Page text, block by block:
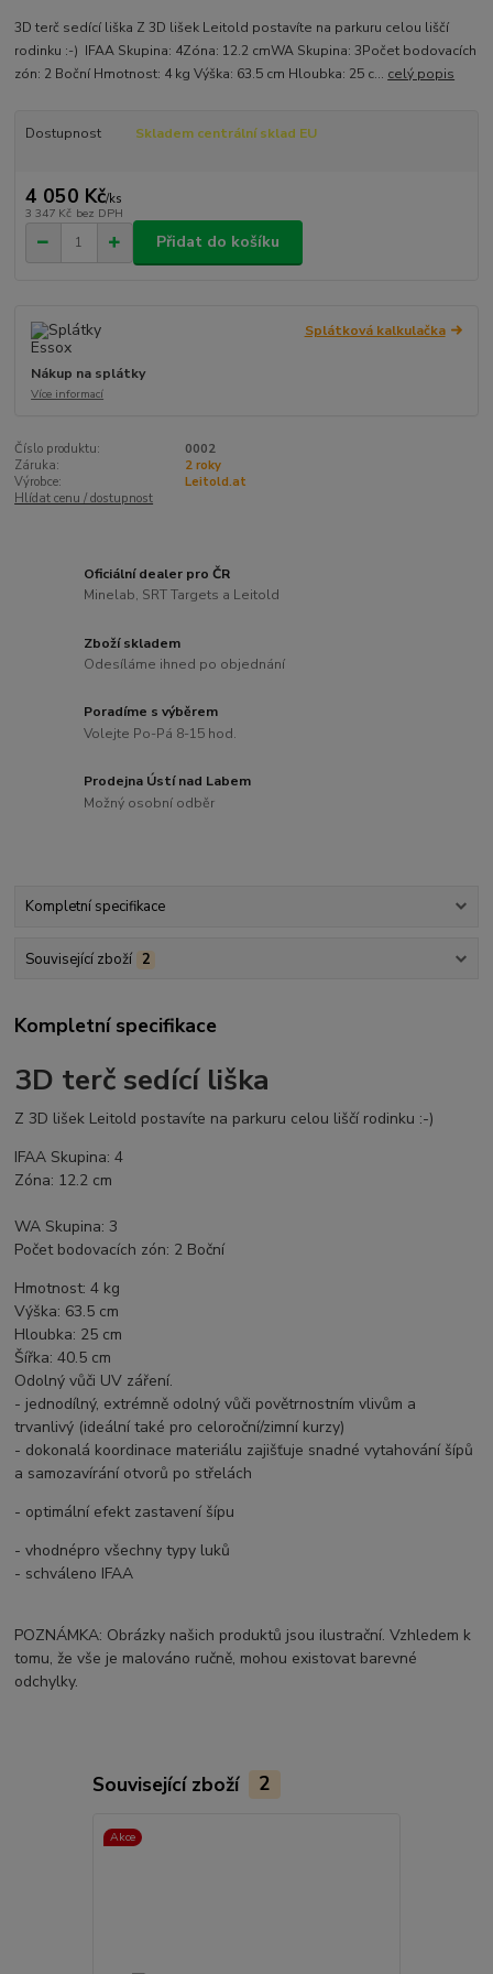
3D terč sedící liška Z 3D lišek Leitold postavíte na parkuru celou liščí
rodinku :-) IFAA Skupina: 4Zóna: 12.2 cmWA Skupina: 3Počet bodovacích
zón: 2 Boční Hmotnost: 4 kg Výška: 63.5 cm Hloubka: 25 c... celý popis
Dostupnost Skladem centrální sklad EU
4 050 Kč/ks
3 347 Kč bez DPH
Přidat do košíku
Splátková kalkulačka
Nákup na splátky
Více informací
Číslo produktu:
0002
Záruka:
2 roky
Výrobce:
Leitold.at
Hlídat cenu / dostupnost
Oficiální dealer pro ČR
Minelab, SRT Targets a Leitold
Zboží skladem
Odesíláme ihned po objednání
Poradíme s výběrem
Volejte Po-Pá 8-15 hod.
Prodejna Ústí nad Labem
Možný osobní odběr
Kompletní specifikace
Související zboží 2
Kompletní specifikace
3D terč sedící liška
Z 3D lišek Leitold postavíte na parkuru celou liščí rodinku :-)
IFAA Skupina: 4
Zóna: 12.2 cm
WA Skupina: 3
Počet bodovacích zón: 2 Boční
Hmotnost: 4 kg
Výška: 63.5 cm
Hloubka: 25 cm
Šířka: 40.5 cm
Odolný vůči UV záření.
- jednodílný, extrémně odolný vůči povětrnostním vlivům a
trvanlivý (ideální také pro celoroční/zimní kurzy)
- dokonalá koordinace materiálu zajišťuje snadné vytahování šípů
a samozavírání otvorů po střelách
- optimální efekt zastavení šípu
- vhodnépro všechny typy luků
- schváleno IFAA
POZNÁMKA: Obrázky našich produktů jsou ilustrační. Vzhledem k
tomu, že vše je malováno ručně, mohou existovat barevné
odchylky.
Související zboží 2
Akce